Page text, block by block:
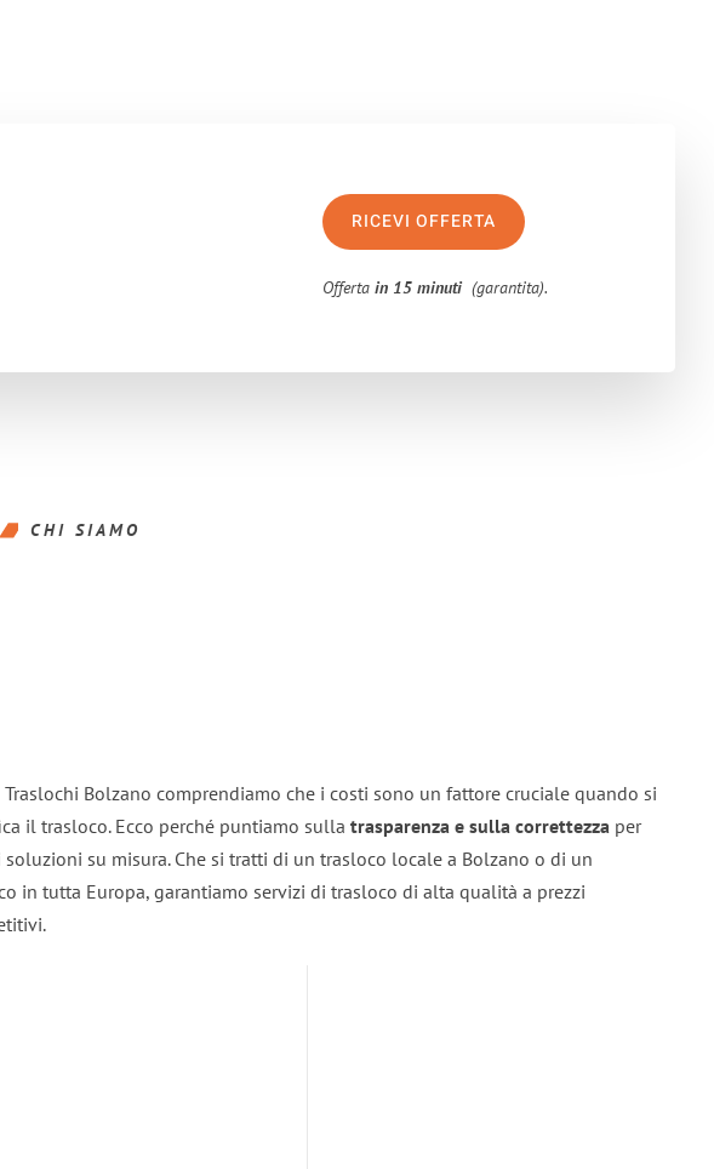
RICEVI OFFERTA
Offertain 15 minuti (garantita).
CHI SIAMO
Bolzano comprendiamo che i costi sono un fattore cruciale quando si
il trasloco. Ecco perché puntiamo sulla trasparenza e sulla correttezza per
su misura. Che si tratti di un trasloco locale a Bolzano o di un
in tutta Europa, garantiamo servizi di trasloco di alta qualità a prezzi